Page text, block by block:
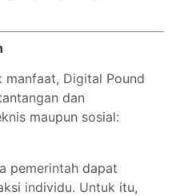
manfaat, Digital Pound
dan
maupun sosial:
pemerintah dapat
individu. Untuk itu,